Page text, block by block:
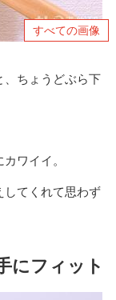
すべての画像
、ちょうどぶら下
ワイイ。
してくれて思わず
にフィット